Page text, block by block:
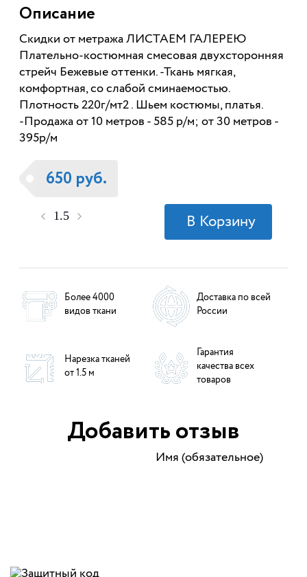
Описание
Скидки от метража ЛИСТАЕМ ГАЛЕРЕЮ
Плательно-костюмная смесовая двухсторонняя
стрейч Бежевые оттенки. -Ткань мягкая,
комфортная, со слабой сминаемостью.
Плотность 220г/мт2 . Шьем костюмы, платья.
-Продажа от 10 метров - 585 р/м; от 30 метров -
395р/м
650 руб.
Более 4000
видов ткани
Доставка по всей
России
Нарезка тканей
от 1.5 м
Гарантия
качества всех
товаров
Добавить отзыв
Имя (обязательное)